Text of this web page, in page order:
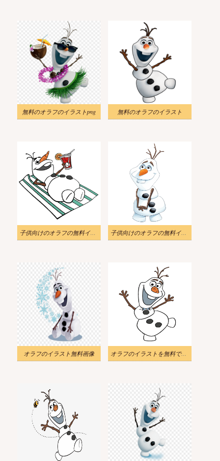
無料のオラフのイラストpng 無料のオラフのイラスト
子供向けのオラフの無料イラスト 子供向けのオラフの無料イラスト
オラフのイラスト無料画像 オラフのイラストを無料でダウンロード